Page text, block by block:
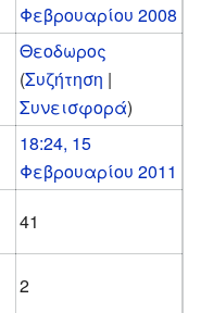
Φεβρουαρίου 2008
Θεοδωρος
(Συζήτηση |
Συνεισφορά)
18:24, 15
Φεβρουαρίου 2011
41
2